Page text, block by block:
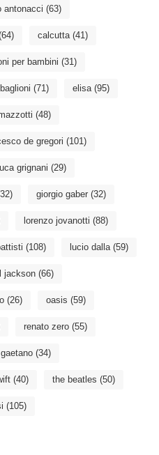
antonacci (63)
calcutta(41)
per bambini (31)
(71) elisa(95)
(48)
de gregori (101)
grignani (29)
giorgio gaber(32)
lorenzo jovanotti (88)
(108) lucio dalla(59)
jackson(66)
(26) oasis (59)
renato zero(55)
(34)
(40) the beatles (50)
(105)